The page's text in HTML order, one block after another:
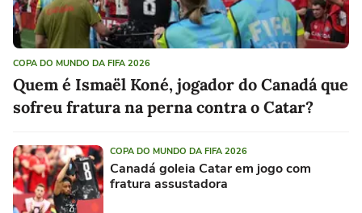
COPA DO MUNDO DA FIFA 2026
Quem é Ismaël Koné, jogador do Canadá que
sofreu fratura na perna contra o Catar?
COPA DO MUNDO DA FIFA 2026
Canadá goleia Catar em jogo com
fratura assustadora